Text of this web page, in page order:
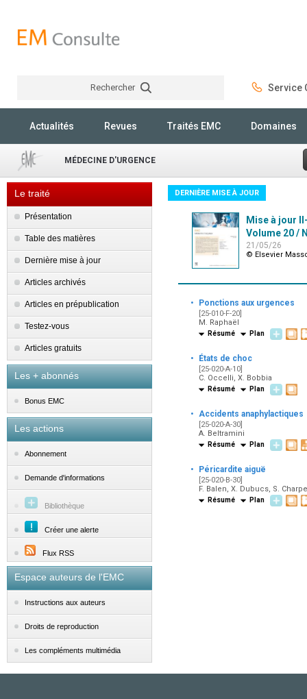
Rechercher Service
Actualités Revues Traités EMC Domaines
MÉDECINE D'URGENCE
Le traité
Présentation
Table des matières
Dernière mise à jour
Articles archivés
Articles en prépublication
Testez-vous
Articles gratuits
Les + abonnés
Bonus EMC
Les actions
Abonnement
Demande d'informations
Bibliothèque
Créer une alerte
Flux RSS
Espace auteurs de l'EMC
Instructions aux auteurs
Droits de reproduction
Les compléments multimédia
DERNIÈRE MISE À JOUR
Mise à jour
Volume 20 /
21/05/26
© Elsevier
· Ponctions aux urgences
[25-010-F-20]
M. Raphaël
Résumé Plan
· États de choc
[25-020-A-10]
C. Occelli, X. Bobbia
Résumé Plan
· Accidents anaphylactiques
[25-020-A-30]
A. Beltramini
Résumé Plan
· Péricardite aiguë
[25-020-B-30]
F. Balen, X. Dubucs, S.
Résumé Plan